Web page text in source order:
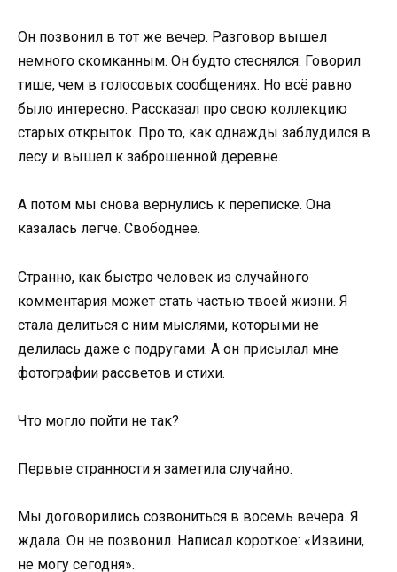
Он позвонил в тот же вечер. Разговор вышел
немного скомканным. Он будто стеснялся. Говорил
тише, чем в голосовых сообщениях. Но всё равно
было интересно. Рассказал про свою коллекцию
старых открыток. Про то, как однажды заблудился в
лесу и вышел к заброшенной деревне.
А потом мы снова вернулись к переписке. Она
казалась легче. Свободнее.
Странно, как быстро человек из случайного
комментария может стать частью твоей жизни. Я
стала делиться с ним мыслями, которыми не
делилась даже с подругами. А он присылал мне
фотографии рассветов и стихи.
Что могло пойти не так?
Первые странности я заметила случайно.
Мы договорились созвониться в восемь вечера. Я
ждала. Он не позвонил. Написал короткое: «Извини,
не могу сегодня».